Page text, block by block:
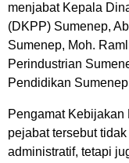
menjabat Kepala
(DKPP) Sumenep,
Sumenep, Moh.
Perindustrian
Pendidikan
Pengamat Kebijakan
pejabat tersebut
administratif, tetapi